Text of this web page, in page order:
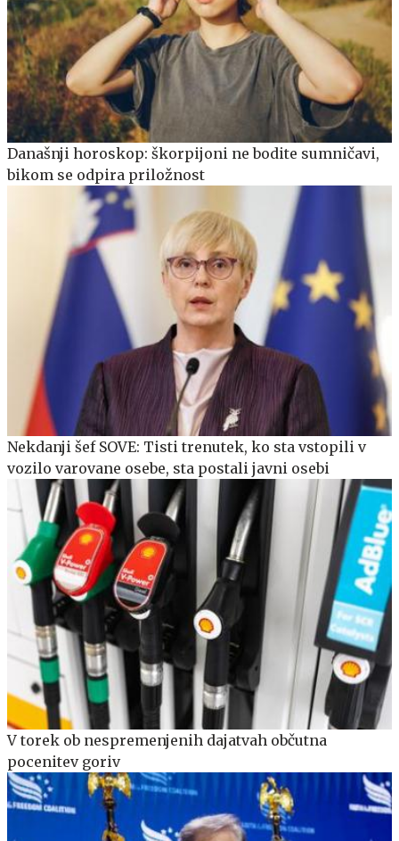
Današnji horoskop: škorpijoni ne bodite sumničavi,
bikom se odpira priložnost
Nekdanji šef SOVE: Tisti trenutek, ko sta vstopili v
vozilo varovane osebe, sta postali javni osebi
V torek ob nespremenjenih dajatvah občutna
pocenitev goriv